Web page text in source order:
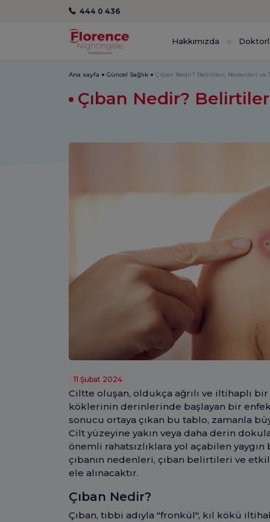
444 0 436
Hakkımızda
Ana sayfa Güncel Sağlık Çıban Nedir? Belirtileri, Nedenleri ve
Çıban Nedir?
11 Şubat 2024
Ciltte oluşan, oldukça ağrılı ve iltihaplı
köklerinin derinlerinde başlayan bir
sonucu ortaya çıkan bu tablo, zamanla
Cilt yüzeyine yakın veya daha derin
önemli rahatsızlıklara yol açabilen
çıbanın nedenleri, çıban belirtileri ve
ele alınacaktır.
Çıban Nedir?
Çıban, tıbbi adıyla "fronkül", kıl kökü